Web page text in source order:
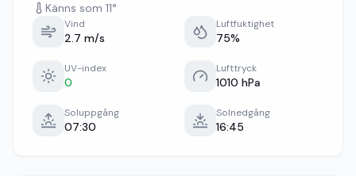
Känns som 11°
Vind
2.7 m/s
Luftfuktighet
75%
UV-index
0
Lufttryck
1010 hPa
Soluppgång
07:30
Solnedgång
16:45